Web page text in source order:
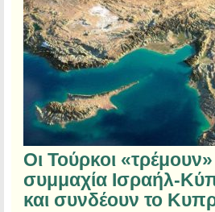
Οι Τούρκοι
συμμαχία Ισραήλ-
και συνδέουν το